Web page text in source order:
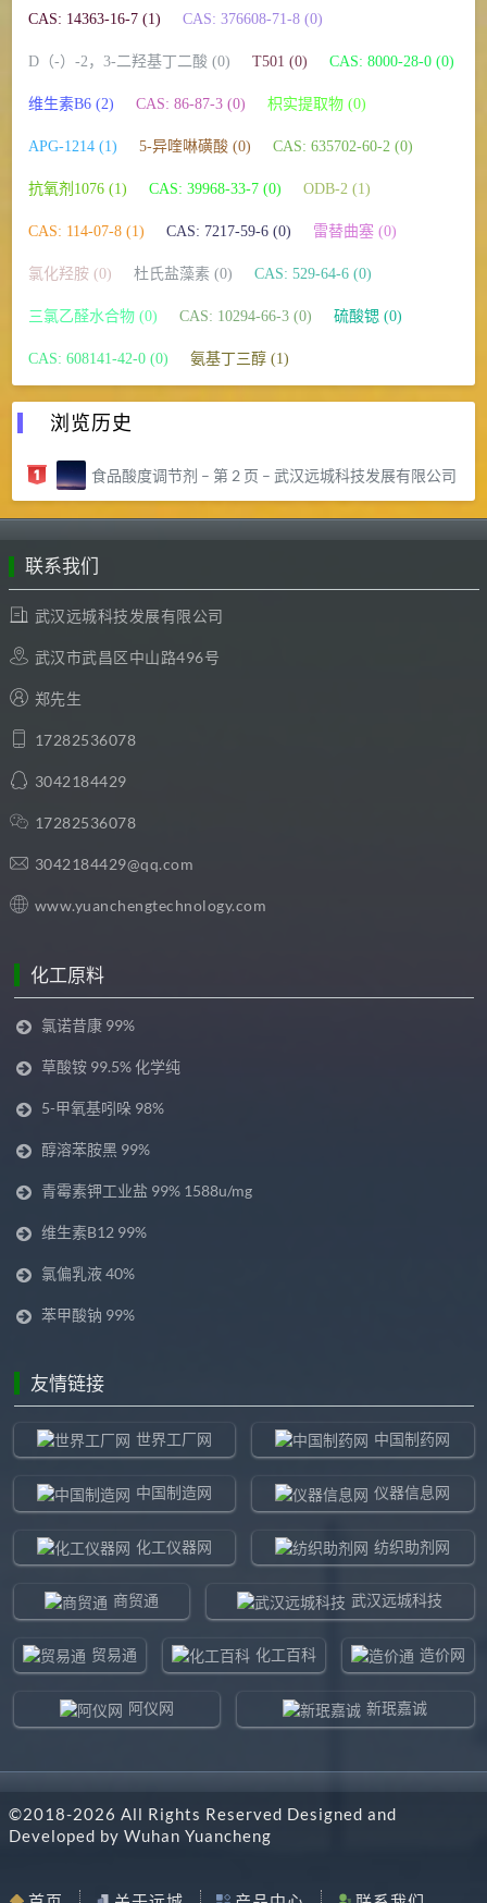
CAS: 14363-16-7 (1) CAS: 376608-71-8 (0)
D（-）-2，3-二羟基丁二酸 (0) T501 (0) CAS: 8000-28-0 (0)
维生素B6 (2) CAS: 86-87-3 (0) 枳实提取物 (0)
APG-1214 (1) 5-异喹啉磺酸 (0) CAS: 635702-60-2 (0)
抗氧剂1076 (1) CAS: 39968-33-7 (0) ODB-2 (1)
CAS: 114-07-8 (1) CAS: 7217-59-6 (0) 雷替曲塞 (0)
氯化羟胺 (0) 杜氏盐藻素 (0) CAS: 529-64-6 (0)
三氯乙醛水合物 (0) CAS: 10294-66-3 (0) 硫酸锶 (0)
CAS: 608141-42-0 (0) 氨基丁三醇 (1)
浏览历史
食品酸度调节剂 – 第 2 页 – 武汉远城科技发展有限公司
联系我们
武汉远城科技发展有限公司
武汉市武昌区中山路496号
郑先生
17282536078
3042184429
17282536078
3042184429@qq.com
www.yuanchengtechnology.com
化工原料
氯诺昔康 99%
草酸铵 99.5% 化学纯
5-甲氧基吲哚 98%
醇溶苯胺黑 99%
青霉素钾工业盐 99% 1588u/mg
维生素B12 99%
氯偏乳液 40%
苯甲酸钠 99%
友情链接
世界工厂网 中国制药网
中国制造网 仪器信息网
化工仪器网 纺织助剂网
商贸通 武汉远城科技
贸易通 化工百科 造价网
阿仪网 新珉嘉诚
东北制造网 药智通
©2018-2026 All Rights Reserved Designed and
Developed by Wuhan Yuancheng